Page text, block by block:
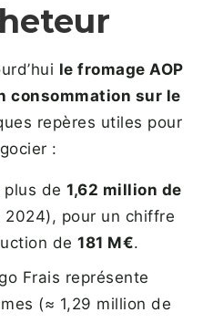
le fromage AOP
consommation sur le
repères utiles pour
:
plus de 1,62 million de
2024), pour un chiffre
de 181 M€.
Frais représente
(≈ 1,29 million de